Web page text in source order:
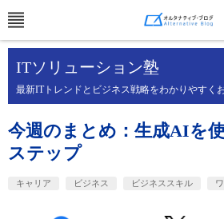
ITソリューション塾
最新ITトレンドとビジネス戦略をわかりやすく
今週のまとめ：生成AIを
ステップ
キャリア ビジネス ビジネススキル